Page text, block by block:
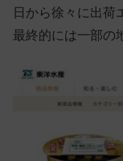
日から徐々に出荷
最終的には一部の